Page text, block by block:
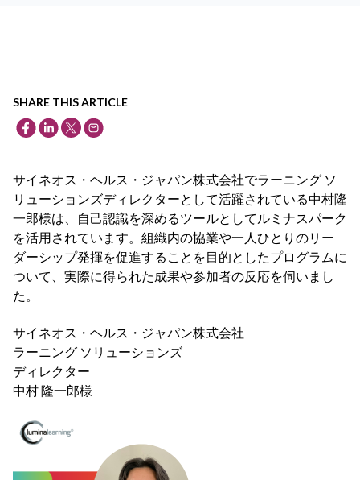
SHARE THIS ARTICLE
サイネオス・ヘルス・ジャパン株式会社でラーニング ソ
リューションズディレクターとして活躍されている中村隆
一郎様は、自己認識を深めるツールとしてルミナスパーク
を活用されています。組織内の協業や一人ひとりのリー
ダーシップ発揮を促進することを目的としたプログラムに
ついて、実際に得られた成果や参加者の反応を伺いまし
た。
サイネオス・ヘルス・ジャパン株式会社
ラーニング ソリューションズ
ディレクター
中村 隆一郎様